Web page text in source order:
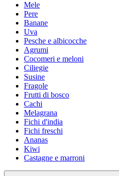
Mele
Pere
Banane
Uva
Pesche e albicocche
Agrumi
Cocomeri e meloni
Ciliegie
Susine
Fragole
Frutti di bosco
Cachi
Melagrana
Fichi d'india
Fichi freschi
Ananas
Kiwi
Castagne e marroni